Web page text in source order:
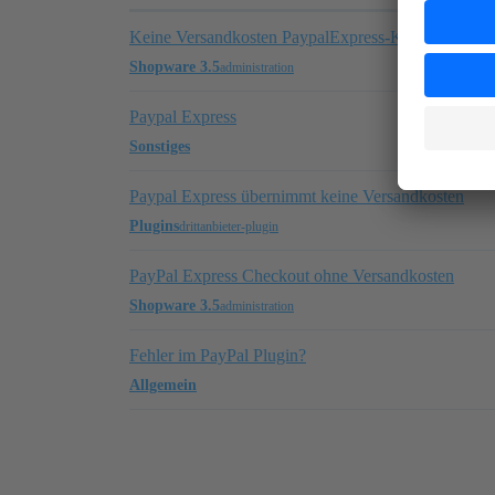
Keine Versandkosten PaypalExpress-Kauf
Shopware 3.5administration
Paypal Express
Sonstiges
Paypal Express übernimmt keine Versandkosten
Pluginsdrittanbieter-plugin
PayPal Express Checkout ohne Versandkosten
Shopware 3.5administration
Fehler im PayPal Plugin?
Allgemein